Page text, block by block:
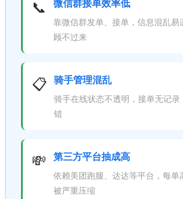
📞 微信群接单效率低
靠微信群发单、接单，信息混乱易
顾不过来
📋 骑手管理混乱
骑手在线状态不透明，接单无记录
错
💸 第三方平台抽成高
依赖美团跑腿、达达等平台，每单
被严重压缩